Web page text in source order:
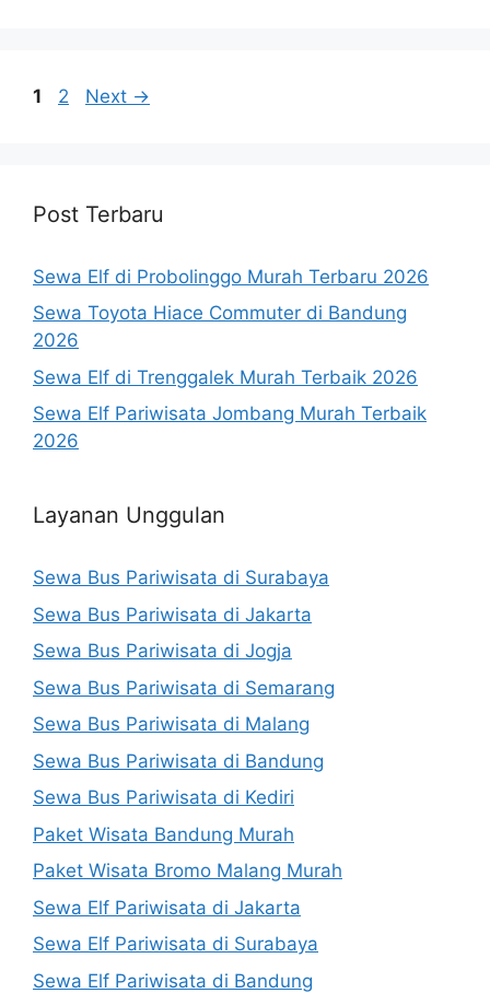
Page
1 Page
2 Next →
Post Terbaru
Sewa Elf di Probolinggo Murah Terbaru 2026
Sewa Toyota Hiace Commuter di Bandung
2026
Sewa Elf di Trenggalek Murah Terbaik 2026
Sewa Elf Pariwisata Jombang Murah Terbaik
2026
Layanan Unggulan
Sewa Bus Pariwisata di Surabaya
Sewa Bus Pariwisata di Jakarta
Sewa Bus Pariwisata di Jogja
Sewa Bus Pariwisata di Semarang
Sewa Bus Pariwisata di Malang
Sewa Bus Pariwisata di Bandung
Sewa Bus Pariwisata di Kediri
Paket Wisata Bandung Murah
Paket Wisata Bromo Malang Murah
Sewa Elf Pariwisata di Jakarta
Sewa Elf Pariwisata di Surabaya
Sewa Elf Pariwisata di Bandung